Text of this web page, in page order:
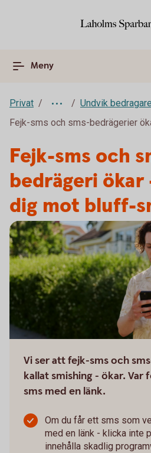
Meny
Privat
Undvik bedragare
Fejk-sms och sms-bedrägerier
Fejk-sms och
bedrägeri ökar
dig mot bluff-
Vi ser att fejk-sms och
kallat smishing - ökar. Var
sms med en länk.
Om du får ett sms som
med en länk - klicka inte
innehålla skadlig